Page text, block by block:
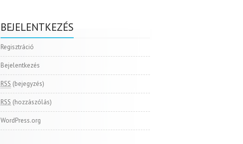
BEJELENTKEZÉS
Regisztráció
Bejelentkezés
RSS (bejegyzés)
RSS (hozzászólás)
WordPress.org